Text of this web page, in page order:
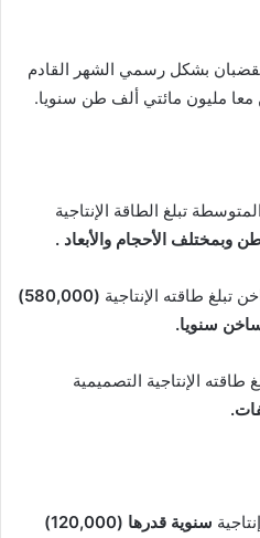
بشكل رسمي الشهر القادم
معا مليون مائتي ألف طن سنويا.
تبلغ الطاقة الإنتاجية
.
طاقته الإنتاجية
(580,000)
سنويا.
طاقته الإنتاجية التصميمية
.
سنوية قدرها (120,000)